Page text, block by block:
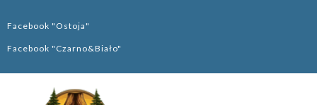
Facebook "Ostoja"
Facebook "Czarno&Biało"